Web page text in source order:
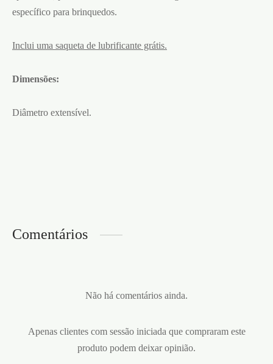
específico para brinquedos.
Inclui uma saqueta de lubrificante grátis.
Dimensões:
Diâmetro extensível.
Comentários
Não há comentários ainda.
Apenas clientes com sessão iniciada que compraram este
produto podem deixar opinião.